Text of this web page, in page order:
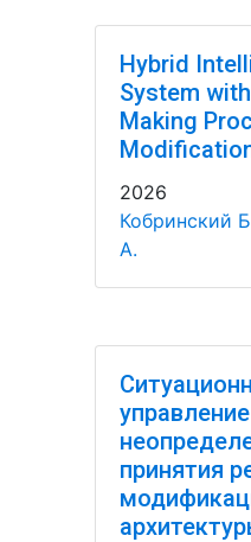
Hybrid
System
Making
2026
Кобринский
А.
принятия